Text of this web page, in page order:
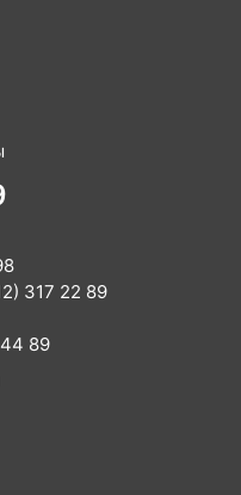
317 22 89
89